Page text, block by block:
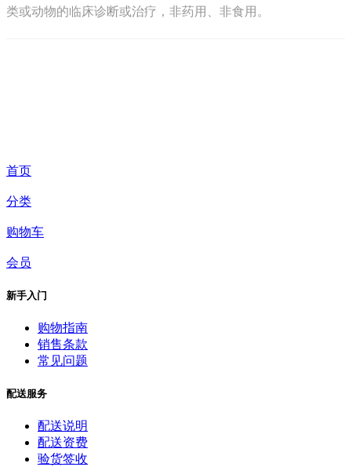
类或动物的临床诊断或治疗，非药用、非食用。
首页
分类
购物车
会员
新手入门
购物指南
销售条款
常见问题
配送服务
配送说明
配送资费
验货签收